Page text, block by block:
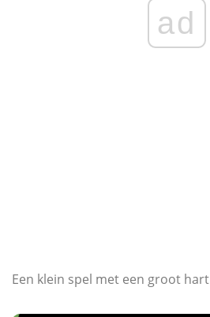
ad
Een klein spel met een groot hart